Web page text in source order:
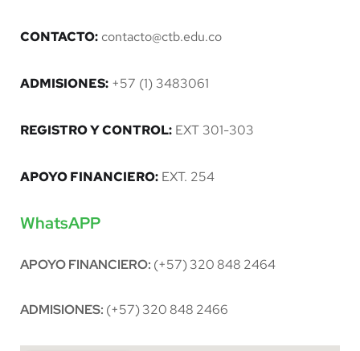
CONTACTO: contacto@ctb.edu.co
ADMISIONES: +57 (1) 3483061
REGISTRO Y CONTROL: EXT 301-303
APOYO FINANCIERO: EXT. 254
WhatsAPP
APOYO FINANCIERO: (+57) 320 848 2464
ADMISIONES: (+57) 320 848 2466